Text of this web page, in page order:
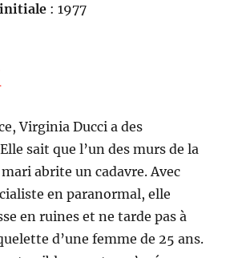
initiale : 1977
Virginia Ducci a des
sait que l’un des murs de la
abrite un cadavre. Avec
en paranormal, elle
en ruines et ne tarde pas à
d’une femme de 25 ans.